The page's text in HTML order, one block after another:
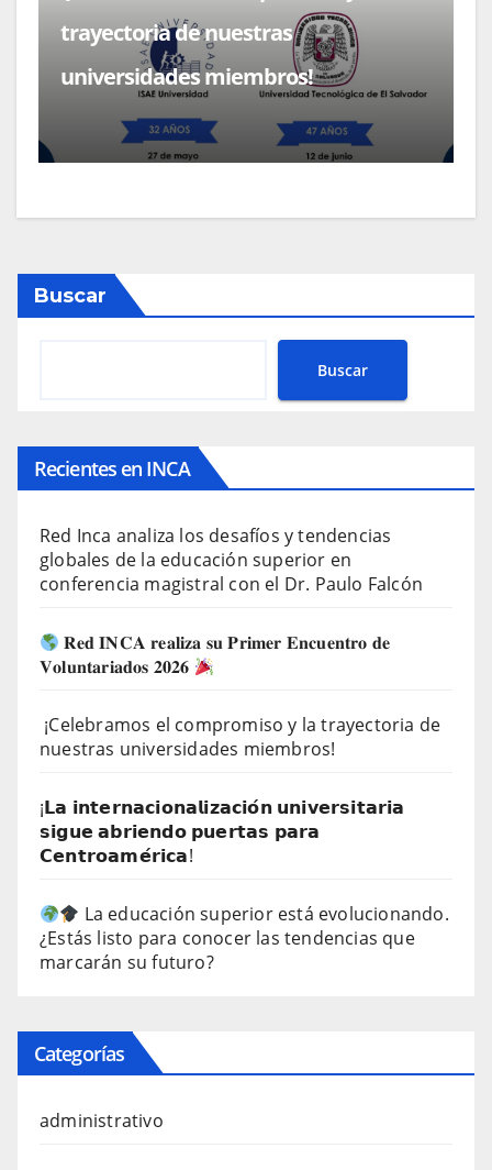
trayectoria de nuestras
universidades miembros!
Buscar
Buscar
Recientes en INCA
Red Inca analiza los desafíos y tendencias
globales de la educación superior en
conferencia magistral con el Dr. Paulo Falcón
𝐑𝐞𝐝 𝐈𝐍𝐂𝐀 𝐫𝐞𝐚𝐥𝐢𝐳𝐚 𝐬𝐮 𝐏𝐫𝐢𝐦𝐞𝐫 𝐄𝐧𝐜𝐮𝐞𝐧𝐭𝐫𝐨 𝐝𝐞
𝐕𝐨𝐥𝐮𝐧𝐭𝐚𝐫𝐢𝐚𝐝𝐨𝐬 𝟐𝟎𝟐𝟔
¡Celebramos el compromiso y la trayectoria de
nuestras universidades miembros!
¡𝗟𝗮 𝗶𝗻𝘁𝗲𝗿𝗻𝗮𝗰𝗶𝗼𝗻𝗮𝗹𝗶𝘇𝗮𝗰𝗶𝗼́𝗻 𝘂𝗻𝗶𝘃𝗲𝗿𝘀𝗶𝘁𝗮𝗿𝗶𝗮
𝘀𝗶𝗴𝘂𝗲 𝗮𝗯𝗿𝗶𝗲𝗻𝗱𝗼 𝗽𝘂𝗲𝗿𝘁𝗮𝘀 𝗽𝗮𝗿𝗮
𝗖𝗲𝗻𝘁𝗿𝗼𝗮𝗺𝗲́𝗿𝗶𝗰𝗮!
La educación superior está evolucionando.
¿Estás listo para conocer las tendencias que
marcarán su futuro?
Categorías
administrativo